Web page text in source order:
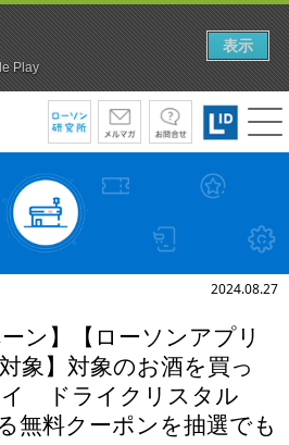
2024.08.27
ン】【ローソンアプリ
象】対象のお酒を買っ
イ ドライクリスタル
無料クーポンを抽選でも
Play
表示